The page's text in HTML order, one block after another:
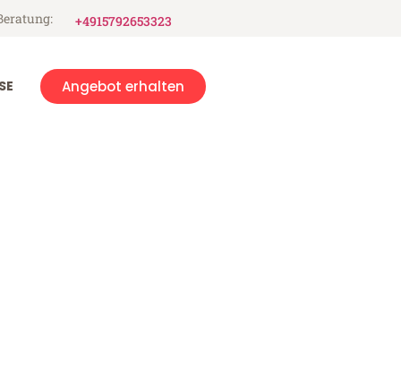
+4915792653323
Angebot erhalten